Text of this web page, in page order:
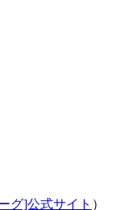
グ]公式サイト ）